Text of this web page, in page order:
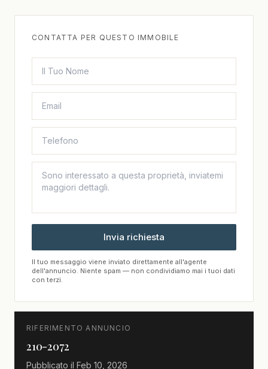
CONTATTA PER QUESTO IMMOBILE
Invia richiesta
Il tuo messaggio viene inviato direttamente all'agente
dell'annuncio. Niente spam — non condividiamo mai i tuoi dati
con terzi.
RIFERIMENTO ANNUNCIO
210-2072
Pubblicato il Feb 10, 2026